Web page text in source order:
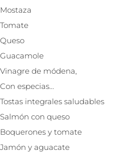
Mostaza
Tomate
Queso
Guacamole
Vinagre de módena,
Con especias…
Tostas integrales saludables
Salmón con queso
Boquerones y tomate
Jamón y aguacate